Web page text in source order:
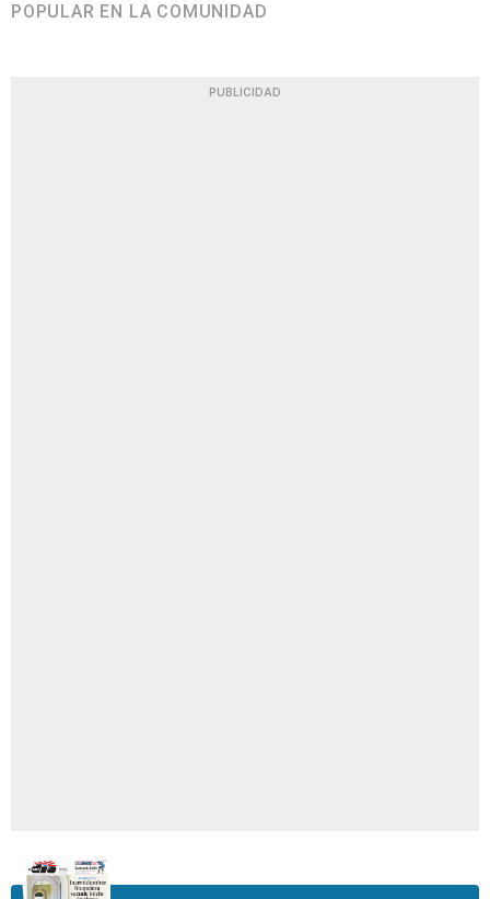
POPULAR EN LA COMUNIDAD
PUBLICIDAD